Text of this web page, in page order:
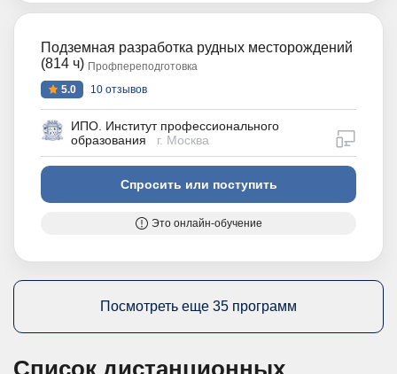
Подземная разработка рудных месторождений
(814 ч) Профпереподготовка
5.0
10 отзывов
ИПО. Институт профессионального
образования
г. Москва
Спросить или поступить
Это онлайн-обучение
Посмотреть еще 35 программ
Список дистанционных